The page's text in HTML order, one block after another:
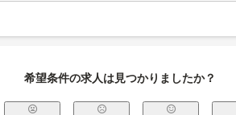
希望条件の求人は見つかりましたか？